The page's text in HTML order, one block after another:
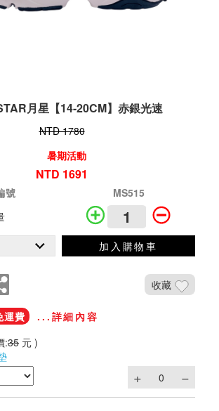
月星【14-20CM】赤銀光速
NTD 1780
暑期活動
NTD 1691
號
MS515
加入購物車
收藏
費
...詳細內容
:35 元 )